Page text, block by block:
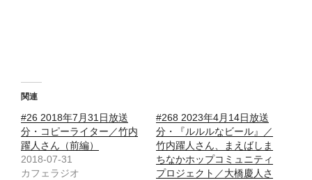
関連
#26 2018年7月31日放送
分・コピーライター／竹内
躍人さん（前編）
2018-07-31
カフェラジオ
#268 2023年4月14日放送
分・『ルルルなビール』／
竹内躍人さん、まえばしま
ちなかホップコミュニティ
プロジェクト／大橋慶人さ